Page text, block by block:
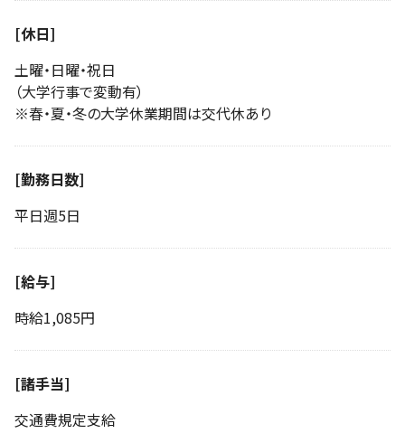
[休日]
土曜・日曜・祝日
（大学行事で変動有）
※春・夏・冬の大学休業期間は交代休あり
[勤務日数]
平日週5日
[給与]
時給1,085円
[諸手当]
交通費規定支給